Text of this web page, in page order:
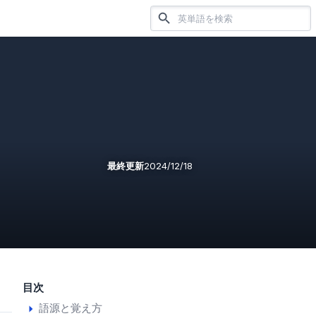
最終更新2024/12/18
目次
語源と覚え方